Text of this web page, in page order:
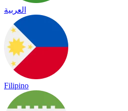
العربية
Filipino